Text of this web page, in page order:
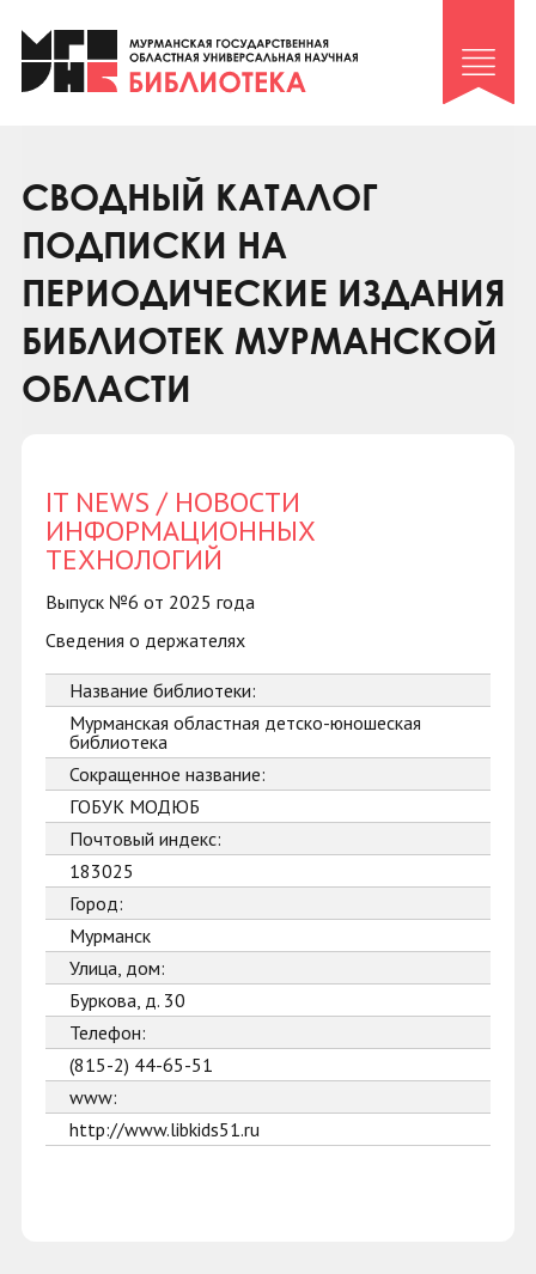
Клуб «Гиря и сельдерей»
Клуб «Семейный архив»
Коллегам
Контакты
СВОДНЫЙ КАТАЛОГ
ПОДПИСКИ НА
ПЕРИОДИЧЕСКИЕ ИЗДАНИЯ
БИБЛИОТЕК МУРМАНСКОЙ
ОБЛАСТИ
IT NEWS / НОВОСТИ
ИНФОРМАЦИОННЫХ
ТЕХНОЛОГИЙ
Выпуск №6 от 2025 года
Сведения о держателях
Название библиотеки:
Мурманская областная детско-юношеская
библиотека
Сокращенное название:
ГОБУК МОДЮБ
Почтовый индекс:
183025
Город:
Мурманск
Улица, дом:
Буркова, д. 30
Телефон:
(815-2) 44-65-51
www:
http://www.libkids51.ru